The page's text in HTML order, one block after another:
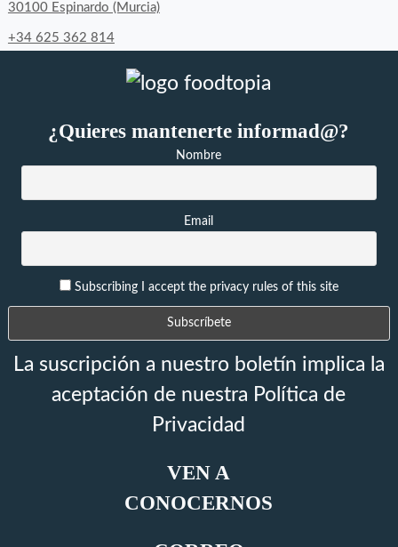
30100 Espinardo (Murcia)
+34 625 362 814
¿Quieres mantenerte informad@?
Nombre
Email
Subscribing I accept the privacy rules of this site
La suscripción a nuestro boletín implica la
aceptación de nuestra Política de
Privacidad
VEN A
CONOCERNOS